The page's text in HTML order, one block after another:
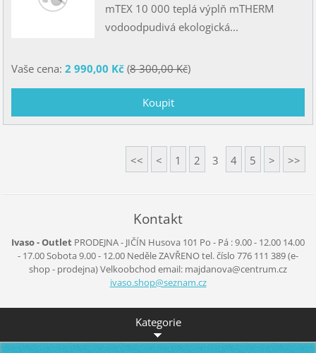
mTEX 10 000 teplá výplň mTHERM
vodoodpudivá ekologická...
Vaše cena: 2 990,00 Kč(8 300,00 Kč)
<< < 1 2 3 4 5 > >>
Kontakt
Ivaso - Outlet PRODEJNA - JIČÍN Husova 101 Po - Pá :9.00 - 12.00 14.00
- 17.00Sobota 9.00 - 12.00 NeděleZAVŘENOtel. číslo 776 111 389(e-
shop - prodejna)Velkoobchod email: majdanova@centrum.cz
ivaso.shop@seznam.cz
Kategorie